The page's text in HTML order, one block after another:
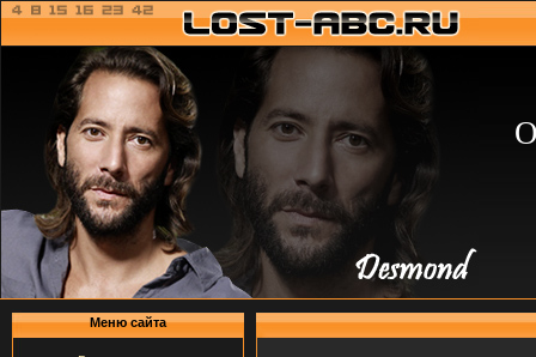
Меню сайта